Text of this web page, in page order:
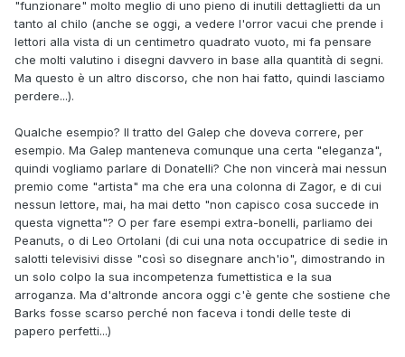
"funzionare" molto meglio di uno pieno di inutili dettaglietti da un
tanto al chilo (anche se oggi, a vedere l'orror vacui che prende i
lettori alla vista di un centimetro quadrato vuoto, mi fa pensare
che molti valutino i disegni davvero in base alla quantità di segni.
Ma questo è un altro discorso, che non hai fatto, quindi lasciamo
perdere...).
Qualche esempio? Il tratto del Galep che doveva correre, per
esempio. Ma Galep manteneva comunque una certa "eleganza",
quindi vogliamo parlare di Donatelli? Che non vincerà mai nessun
premio come "artista" ma che era una colonna di Zagor, e di cui
nessun lettore, mai, ha mai detto "non capisco cosa succede in
questa vignetta"? O per fare esempi extra-bonelli, parliamo dei
Peanuts, o di Leo Ortolani (di cui una nota occupatrice di sedie in
salotti televisivi disse "così so disegnare anch'io", dimostrando in
un solo colpo la sua incompetenza fumettistica e la sua
arroganza. Ma d'altronde ancora oggi c'è gente che sostiene che
Barks fosse scarso perché non faceva i tondi delle teste di
papero perfetti...)